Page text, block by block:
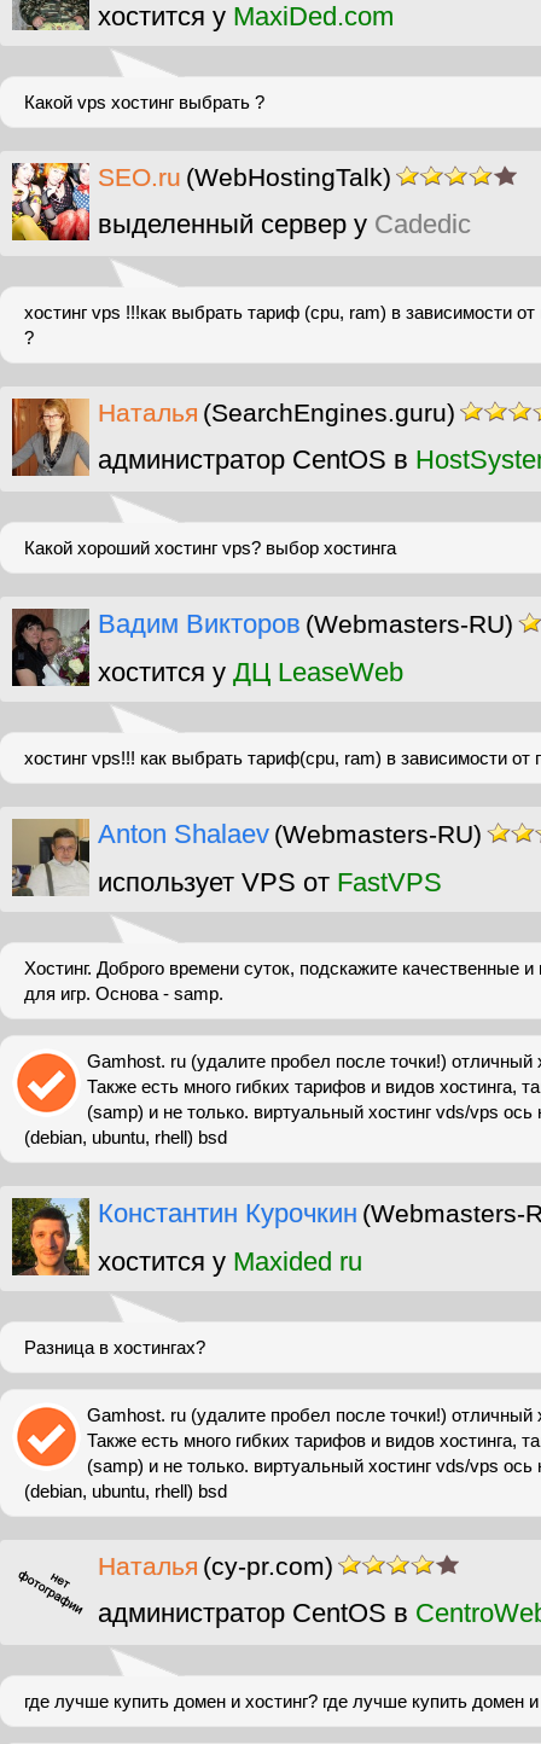
хостится у MaxiDed.com
Какой vps хостинг выбрать ?
SEO.ru (WebHostingTalk)
выделенный сервер у Cadedic
хостинг vps !!!как выбрать тариф (cpu, ram) в зависимости
?
Наталья (SearchEngines.guru)
администратор CentOS в
Какой хороший хостинг vps? выбор хостинга
Вадим Викторов (Webmasters-RU)
хостится у ДЦ LeaseWeb
хостинг vps!!! как выбрать тариф(cpu, ram) в зависимости от
Anton Shalaev (Webmasters-RU)
использует VPS от FastVPS
Хостинг. Доброго времени суток, подскажите качественные и
для игр. Основа - samp.
Gamhost. ru (удалите пробел после точки!) отличный
Также есть много гибких тарифов и видов хостинга,
(samp) и не только. виртуальный хостинг vds/vps
(debian, ubuntu, rhell) bsd
Константин Курочкин (Webmasters-
хостится у Maxided ru
Разница в хостингах?
Gamhost. ru (удалите пробел после точки!) отличный
Также есть много гибких тарифов и видов хостинга,
(samp) и не только. виртуальный хостинг vds/vps
(debian, ubuntu, rhell) bsd
Наталья (cy-pr.com)
администратор CentOS в
где лучше купить домен и хостинг? где лучше купить домен и